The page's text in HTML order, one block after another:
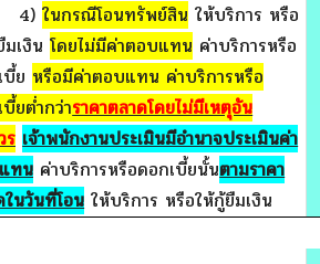
ในกรณีโอนทรัพย์สิน ให้บริการ หรือ
มเงินโดยไม่มีค่าตอบแทน ค่าบริการหรือ
บี้ย หรือมีค่าตอบแทน ค่าบริการหรือ
ยต่ำกว่าราคาตลาดโดยไม่มีเหตุอัน
ร เจ้าพนักงานประเมินมีอำนาจประเมินค่า
ทน ค่าบริการหรือดอกเบี้ยนั้นตามราคา
นวันที่โอนให้บริการ หรือให้กู้ยืมเงิน